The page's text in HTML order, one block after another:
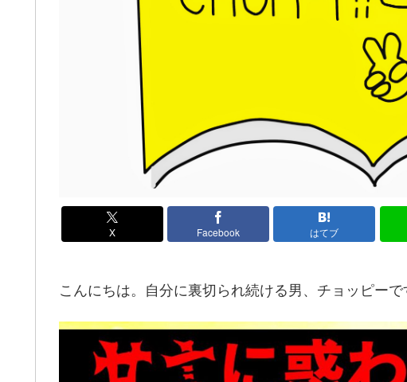
X Facebook はてブ
こんにちは。自分に裏切られ続ける男、チョッピーで